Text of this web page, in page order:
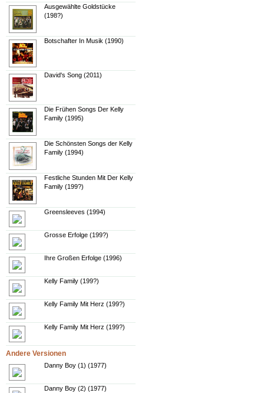
Ausgewählte Goldstücke
(198?)
Botschafter In Musik (1990)
David's Song (2011)
Die Frühen Songs Der Kelly
Family (1995)
Die Schönsten Songs der Kelly
Family (1994)
Festliche Stunden Mit Der Kelly
Family (199?)
Greensleeves (1994)
Grosse Erfolge (199?)
Ihre Großen Erfolge (1996)
Kelly Family (199?)
Kelly Family Mit Herz (199?)
Kelly Family Mit Herz (199?)
Andere Versionen
Danny Boy (1) (1977)
Danny Boy (2) (1977)